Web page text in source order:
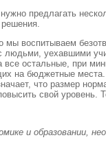
предлагать
воспитываем
людьми, уехавшими
остальные, при
на бюджетные
что размер
свой
и